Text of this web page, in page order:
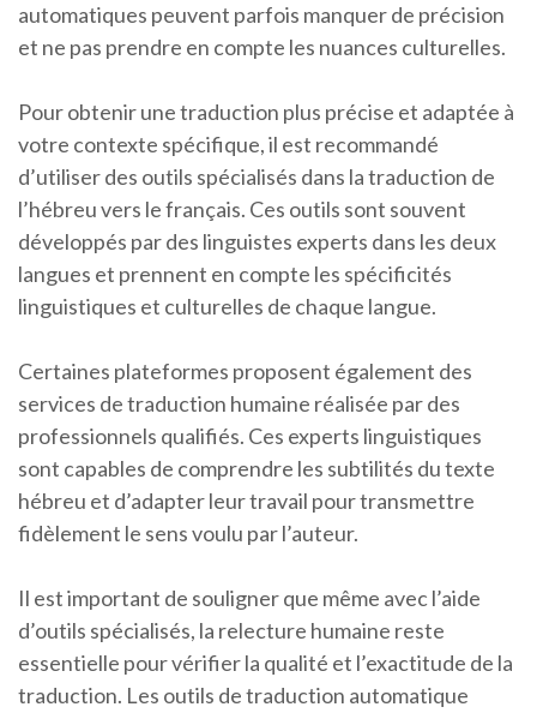
automatiques peuvent parfois manquer de précision
et ne pas prendre en compte les nuances culturelles.
Pour obtenir une traduction plus précise et adaptée à
votre contexte spécifique, il est recommandé
d’utiliser des outils spécialisés dans la traduction de
l’hébreu vers le français. Ces outils sont souvent
développés par des linguistes experts dans les deux
langues et prennent en compte les spécificités
linguistiques et culturelles de chaque langue.
Certaines plateformes proposent également des
services de traduction humaine réalisée par des
professionnels qualifiés. Ces experts linguistiques
sont capables de comprendre les subtilités du texte
hébreu et d’adapter leur travail pour transmettre
fidèlement le sens voulu par l’auteur.
Il est important de souligner que même avec l’aide
d’outils spécialisés, la relecture humaine reste
essentielle pour vérifier la qualité et l’exactitude de la
traduction. Les outils de traduction automatique